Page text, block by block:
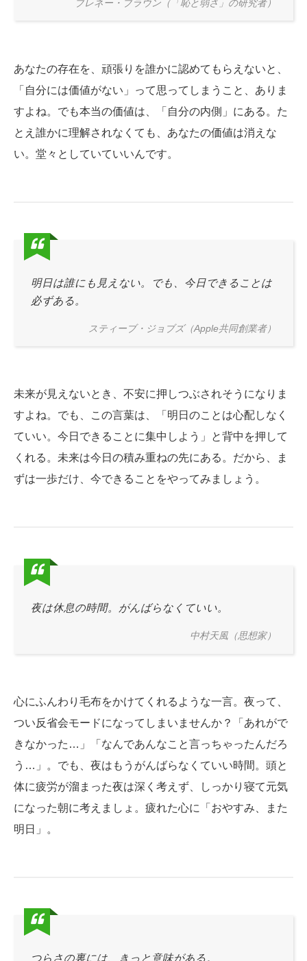
ブレネー・ブラウン（「恥と弱さ」の研究者）
あなたの存在を、頑張りを誰かに認めてもらえないと、
「自分には価値がない」って思ってしまうこと、ありま
すよね。でも本当の価値は、「自分の内側」にある。た
とえ誰かに理解されなくても、あなたの価値は消えな
い。堂々としていていいんです。
明日は誰にも見えない。でも、今日できることは
必ずある。
スティーブ・ジョブズ（Apple共同創業者）
未来が見えないとき、不安に押しつぶされそうになりま
すよね。でも、この言葉は、「明日のことは心配しなく
ていい。今日できることに集中しよう」と背中を押して
くれる。未来は今日の積み重ねの先にある。だから、ま
ずは一歩だけ、今できることをやってみましょう。
夜は休息の時間。がんばらなくていい。
中村天風（思想家）
心にふんわり毛布をかけてくれるような一言。夜って、
つい反省会モードになってしまいませんか？「あれがで
きなかった…」「なんであんなこと言っちゃったんだろ
う…」。でも、夜はもうがんばらなくていい時間。頭と
体に疲労が溜まった夜は深く考えず、しっかり寝て元気
になった朝に考えましょ。疲れた心に「おやすみ、また
明日」。
つらさの裏には、きっと意味がある。